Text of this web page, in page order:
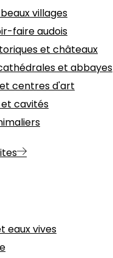
villages
faire audois
et châteaux
et abbayes
centres d'art
cavités
eaux vives